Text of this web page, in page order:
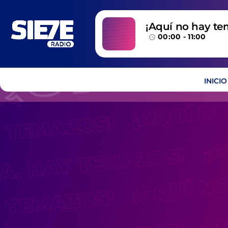
¡Aquí no hay
temazos!
access_time 00:00 - 11:00
INICIO